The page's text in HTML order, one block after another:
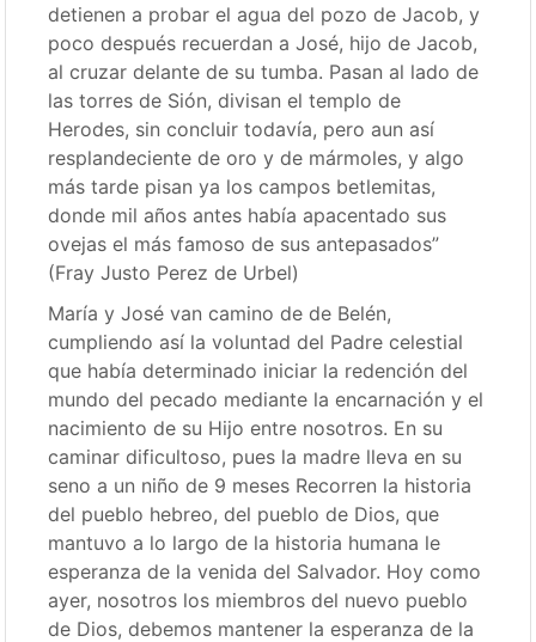
detienen a probar el agua del pozo de Jacob, y
poco después recuerdan a José, hijo de Jacob,
al cruzar delante de su tumba. Pasan al lado de
las torres de Sión, divisan el templo de
Herodes, sin concluir todavía, pero aun así
resplandeciente de oro y de mármoles, y algo
más tarde pisan ya los campos betlemitas,
donde mil años antes había apacentado sus
ovejas el más famoso de sus antepasados”
(Fray Justo Perez de Urbel)
María y José van camino de de Belén,
cumpliendo así la voluntad del Padre celestial
que había determinado iniciar la redención del
mundo del pecado mediante la encarnación y el
nacimiento de su Hijo entre nosotros. En su
caminar dificultoso, pues la madre lleva en su
seno a un niño de 9 meses Recorren la historia
del pueblo hebreo, del pueblo de Dios, que
mantuvo a lo largo de la historia humana le
esperanza de la venida del Salvador. Hoy como
ayer, nosotros los miembros del nuevo pueblo
de Dios, debemos mantener la esperanza de la